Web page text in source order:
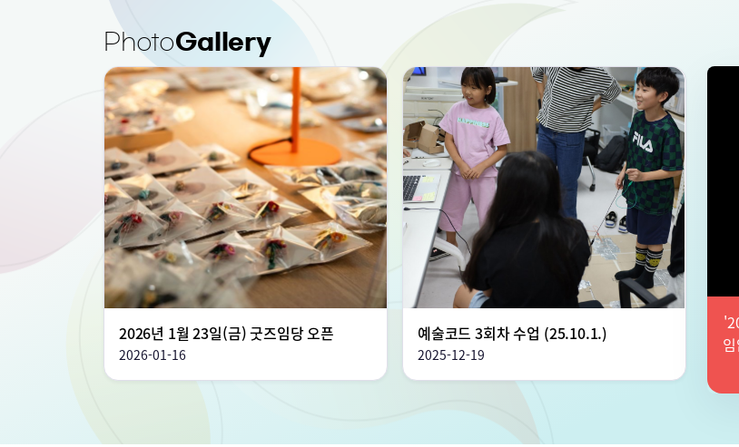
PhotoGallery
2026년 1월 23일(금) 굿즈임당 오픈
2026-01-16
예술코드 3회차 수업 (25.10.1.)
2025-12-19